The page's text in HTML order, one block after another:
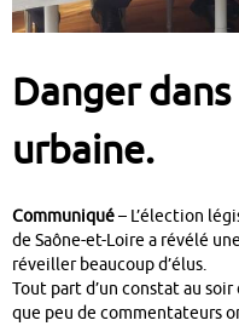
Danger
urbaine.
Communiqué– L’élection
de Saône-et-Loire a révélé
réveiller beaucoup d’élus.
Tout part d’un constat au
que peu de commentateurs